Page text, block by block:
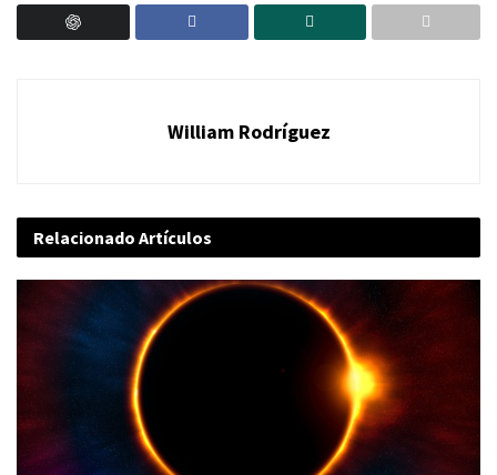
William Rodríguez
Relacionado Artículos